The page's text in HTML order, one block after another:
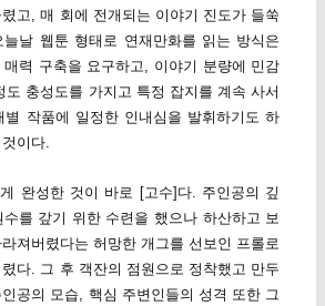
고, 매 회에 전개되는 이야기 진도가 들쑥
늘날 웹툰 형태로 연재만화를 읽는 방식은
력 구축을 요구하고, 이야기 분량에 민감
도 충성도를 가지고 특정 잡지를 계속 사서
별 작품에 일정한 인내심을 발휘하기도 하
이다.
완성한 것이 바로 [고수]다. 주인공의 깊
를 갚기 위한 수련을 했으나 하산하고 보
져버렸다는 허망한 개그를 선보인 프롤로
다. 그 후 객잔의 점원으로 정착했고 만두
공의 모습, 핵심 주변인들의 성격 또한 그